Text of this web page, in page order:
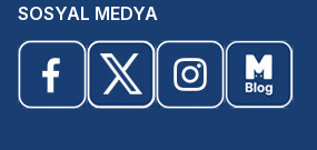
SOSYAL MEDYA